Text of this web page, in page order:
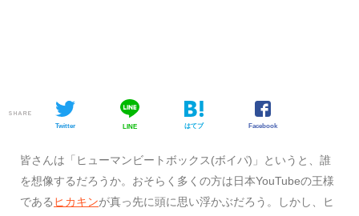
SHARE
Twitter LINE はてブ Facebook
皆さんは「ヒューマンビートボックス(ボイパ)」というと、誰
を想像するだろうか。おそらく多くの方は日本YouTubeの王様
である ヒカキンが真っ先に頭に思い浮かぶだろう。しかし、ヒ